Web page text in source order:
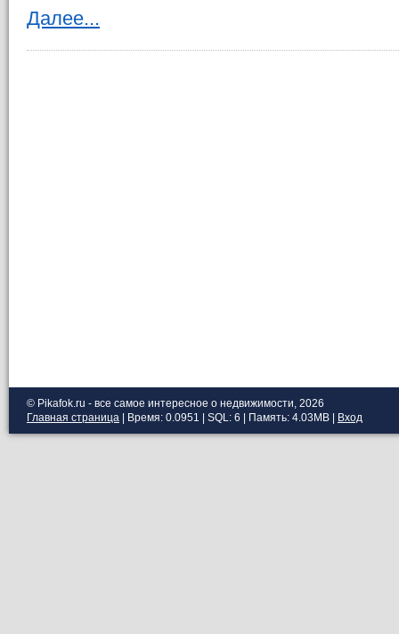
Далее...
© Pikafok.ru - все самое интересное о недвижимости, 2026
Главная страница | Время: 0.0951 | SQL: 6 | Память: 4.03MB Вход